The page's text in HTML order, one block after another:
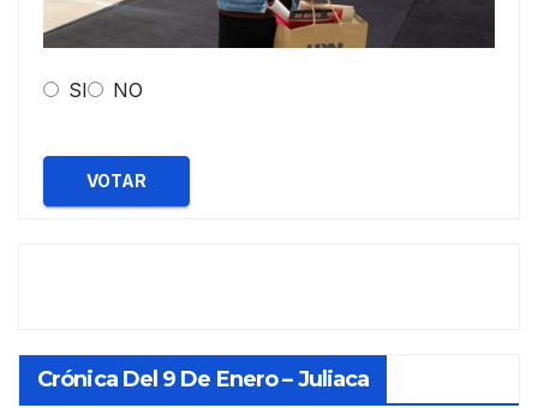
SI NO
VOTAR
Crónica Del 9 De Enero – Juliaca